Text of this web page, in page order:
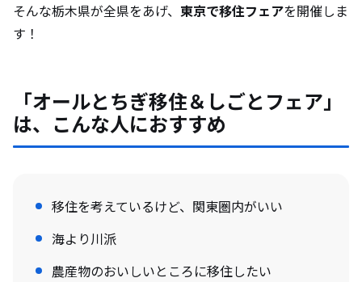
そんな栃木県が全県をあげ、 東京で移住フェアを開催しま
す！
「オールとちぎ移住＆しごとフェア」
は、こんな人におすすめ
移住を考えているけど、関東圏内がいい
海より川派
農産物のおいしいところに移住したい